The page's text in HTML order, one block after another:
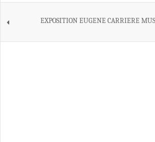
EXPOSITION EUGENE CARRIERE